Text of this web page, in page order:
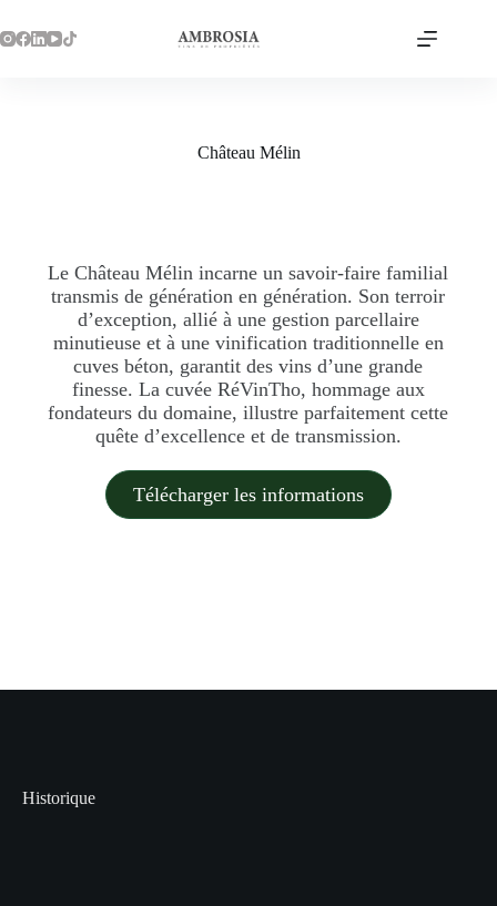
Château Mélin
Le Château Mélin incarne un savoir-faire familial
transmis de génération en génération. Son terroir
d’exception, allié à une gestion parcellaire
minutieuse et à une vinification traditionnelle en
cuves béton, garantit des vins d’une grande
finesse. La cuvée RéVinTho, hommage aux
fondateurs du domaine, illustre parfaitement cette
quête d’excellence et de transmission.
Télécharger les informations
Historique